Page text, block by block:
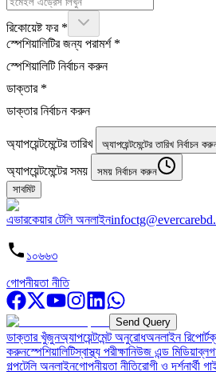
রিকোয়েষ্ট ফর *
স্পেশিয়ালিটির জন্য পরামর্শ *
স্পেশিয়ালিটি নির্বাচন করুন
ডাক্তার *
ডাক্তার নির্বাচন করুন
অ্যাপয়েন্টমেন্টের তারিখ অ্যাপয়েন্টমেন্টের তারিখ নির্বাচন
অ্যাপয়েন্টমেন্টের সময়
সময় নির্বাচন করুন
সাবমিট
এভারকেয়ার টেলি অনলাইন
১০৬৬৩
গোপনীয়তা নীতি
Send Query
ডাক্তার খুঁজুনঅ্যাপয়েন্টমেন্ট অনুরোধঅনলাইন রিপোর্ট
করুনস্পেশিয়ালিটিস্বাস্থ্য পরীক্ষানিউজ এন্ড মিডিয়াব্লগ
গল্পটেলি অনলাইনগোপনীয়তা নীতিরোগী ও দর্শনার্থী